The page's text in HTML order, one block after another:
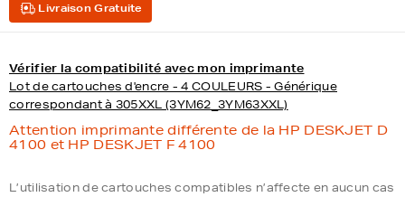
Livraison Gratuite
Vérifier la compatibilité avec mon imprimante
Lot de cartouches d'encre - 4 COULEURS - Générique
correspondant à 305XXL (3YM62_3YM63XXL)
Attention imprimante différente de la HP DESKJET D
4100 et HP DESKJET F 4100
L’utilisation de cartouches compatibles n’affecte en aucun cas